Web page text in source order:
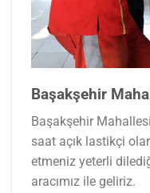
Başakşehir
Başakşehir
saat açık lastikçi
etmeniz yeterli
aracımız ile geliriz.